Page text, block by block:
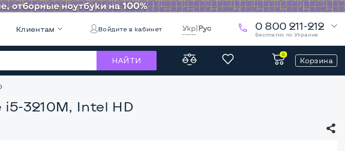
Клиентам Войдите в кабинет Укр|Рус 0 800 211-212
Бесплатно по Украине
НАЙТИ
0
Корзина
i5-3210M, Intel HD